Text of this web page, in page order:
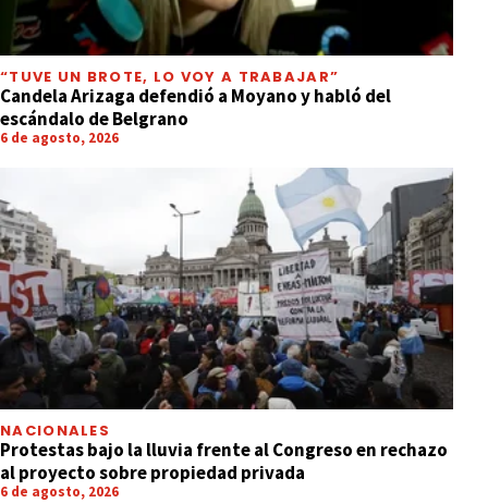
“TUVE UN BROTE, LO VOY A TRABAJAR”
Candela Arizaga defendió a Moyano y habló del
escándalo de Belgrano
6 de agosto, 2026
NACIONALES
Protestas bajo la lluvia frente al Congreso en rechazo
al proyecto sobre propiedad privada
6 de agosto, 2026